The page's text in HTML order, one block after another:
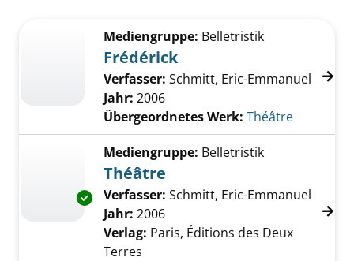
Zu den Suchfiltern springen
Mediengruppe: Belletristik
Frédérick
Verfasser: Schmitt, Eric-Emmanuel
Jahr: 2006
Übergeordnetes Werk: Théâtre
Exemplar-Details von Théâtre anzeigen
Mediengruppe: Belletristik
Théâtre
Verfasser: Schmitt, Eric-Emmanuel
Jahr: 2006
Verlag: Paris, Éditions des Deux
Terres